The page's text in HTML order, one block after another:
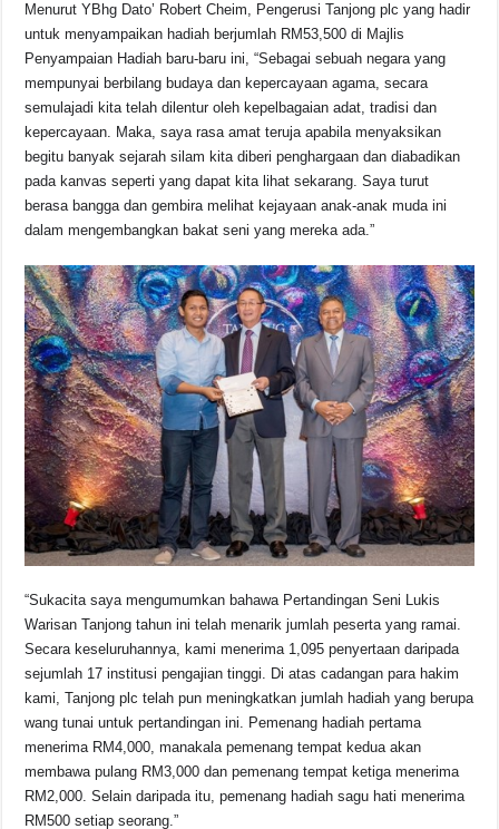
Menurut YBhg Dato’ Robert Cheim, Pengerusi Tanjong plc yang hadir
untuk menyampaikan hadiah berjumlah RM53,500 di Majlis
Penyampaian Hadiah baru-baru ini, “Sebagai sebuah negara yang
mempunyai berbilang budaya dan kepercayaan agama, secara
semulajadi kita telah dilentur oleh kepelbagaian adat, tradisi dan
kepercayaan. Maka, saya rasa amat teruja apabila menyaksikan
begitu banyak sejarah silam kita diberi penghargaan dan diabadikan
pada kanvas seperti yang dapat kita lihat sekarang. Saya turut
berasa bangga dan gembira melihat kejayaan anak-anak muda ini
dalam mengembangkan bakat seni yang mereka ada.”
“Sukacita saya mengumumkan bahawa Pertandingan Seni Lukis
Warisan Tanjong tahun ini telah menarik jumlah peserta yang ramai.
Secara keseluruhannya, kami menerima 1,095 penyertaan daripada
sejumlah 17 institusi pengajian tinggi. Di atas cadangan para hakim
kami, Tanjong plc telah pun meningkatkan jumlah hadiah yang berupa
wang tunai untuk pertandingan ini. Pemenang hadiah pertama
menerima RM4,000, manakala pemenang tempat kedua akan
membawa pulang RM3,000 dan pemenang tempat ketiga menerima
RM2,000. Selain daripada itu, pemenang hadiah sagu hati menerima
RM500 setiap seorang.”